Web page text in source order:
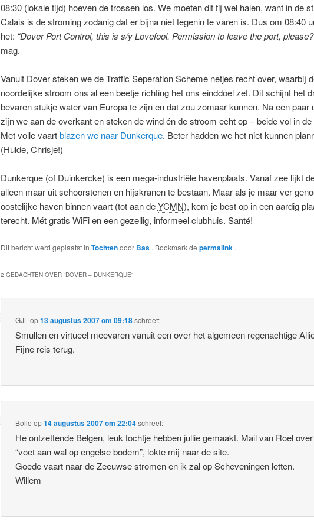
08:30 (lokale tijd) hoeven de trossen los. We moeten dit tij wel halen, want in de
Calais is de stroming zodanig dat er bijna niet tegenin te varen is. Dus om 08:40
het: “Dover Port Control, this is s/y Lovefool. Permission to leave the port,
mag.
Vanuit Dover steken we de Traffic Seperation Scheme netjes recht over, waarbij
noordelijke stroom ons al een beetje richting het ons einddoel zet. Dit schijnt het
bevaren stukje water van Europa te zijn en dat zou zomaar kunnen. Na een paar
zijn we aan de overkant en steken de wind én de stroom echt op – beide vol in de
Met volle vaartblazen we naar Dunkerque. Beter hadden we het niet kunnen
(Hulde, Chrisje!)
Dunkerque (of Duinkercke) is een mega-industriële havenplaats. Vanaf zee lijkt
alleen maar uit schoorstenen en hijskranen te bestaan. Maar als je maar ver
oostelijke haven binnen vaart (tot aan deYCMN), kom je best op in een aardig
terecht. Mét gratis WiFi en een gezellig, informeel clubhuis. Santé!
Dit bericht werd geplaatst in Tochtendoor Bas . Bookmark de permalink .
2 GEDACHTEN OVER “DOVER – DUNKERQUE”
GJLop13 augustus 2007 om 09:18schreef:
Smullen en virtueel meevaren vanuit een over het algemeen regenachtige
Fijne reis terug.
Bolle op14 augustus 2007 om 22:04schreef:
He ontzettende Belgen, leuk tochtje hebben jullie gemaakt. Mail van Roel over
“voet aan wal op engelse bodem”, lokte mij naar de site.
Goede vaart naar de Zeeuwse stromen en ik zal op Scheveningen letten.
Willem